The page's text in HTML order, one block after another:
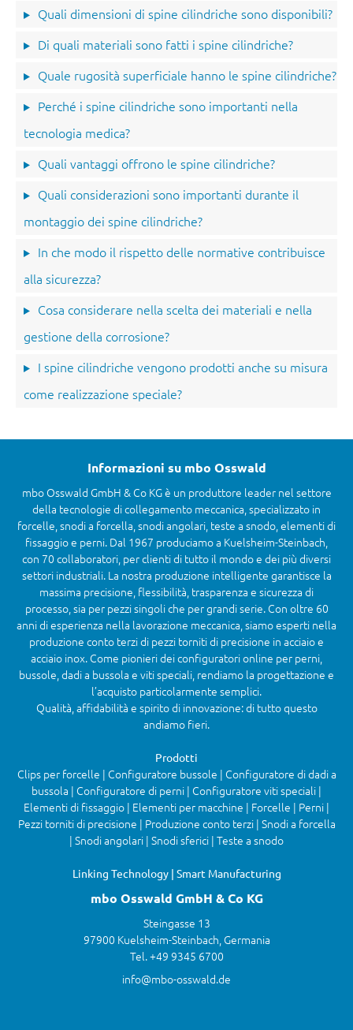
Quali dimensioni di spine cilindriche sono disponibili?
Di quali materiali sono fatti i spine cilindriche?
Quale rugosità superficiale hanno le spine cilindriche?
Perché i spine cilindriche sono importanti nella
tecnologia medica?
Quali vantaggi offrono le spine cilindriche?
Quali considerazioni sono importanti durante il
montaggio dei spine cilindriche?
In che modo il rispetto delle normative contribuisce
alla sicurezza?
Cosa considerare nella scelta dei materiali e nella
gestione della corrosione?
I spine cilindriche vengono prodotti anche su misura
come realizzazione speciale?
Informazioni su mbo Osswald
mbo Osswald GmbH & Co KG è un produttore leader nel settore
della tecnologie di collegamento meccanica, specializzato in
forcelle, snodi a forcella, snodi angolari, teste a snodo, elementi di
fissaggio e perni. Dal 1967 produciamo a Kuelsheim-Steinbach,
con 70 collaboratori, per clienti di tutto il mondo e dei più diversi
settori industriali. La nostra produzione intelligente garantisce la
massima precisione, flessibilità, trasparenza e sicurezza di
processo, sia per pezzi singoli che per grandi serie. Con oltre 60
anni di esperienza nella lavorazione meccanica, siamo esperti nella
produzione conto terzi di pezzi torniti di precisione in acciaio e
acciaio inox. Come pionieri dei configuratori online per perni,
bussole, dadi a bussola e viti speciali, rendiamo la progettazione e
l’acquisto particolarmente semplici.
Qualità, affidabilità e spirito di innovazione: di tutto questo
andiamo fieri.
Prodotti
Clips per forcelle | Configuratore bussole | Configuratore di dadi a
bussola | Configuratore di perni | Configuratore viti speciali |
Elementi di fissaggio | Elementi per macchine | Forcelle | Perni |
Pezzi torniti di precisione | Produzione conto terzi | Snodi a forcella
| Snodi angolari | Snodi sferici | Teste a snodo
Linking Technology | Smart Manufacturing
mbo Osswald GmbH & Co KG
Steingasse 13
97900 Kuelsheim-Steinbach, Germania
Tel. +49 9345 6700
info@mbo-osswald.de